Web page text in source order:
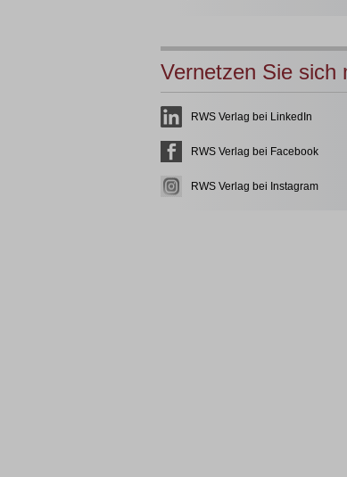
Vernetzen Sie sich
RWS Verlag bei LinkedIn
RWS Verlag bei Facebook
RWS Verlag bei Instagram